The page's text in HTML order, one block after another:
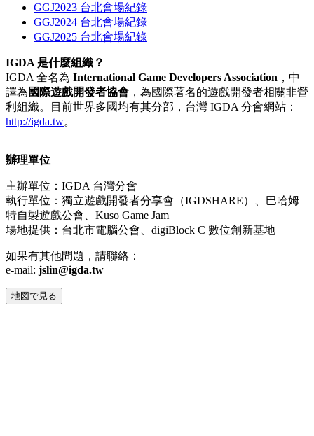
GGJ2023 台北會場紀錄
GGJ2024 台北會場紀錄
GGJ2025 台北會場紀錄
IGDA 是什麼組織？
IGDA 全名為 International Game Developers Association ，中
譯為 國際遊戲開發者協會 ，為國際著名的遊戲開發者相關非營
利組織。目前世界多國均有其分部，台灣 IGDA 分會網站：
http://igda.tw。
辦理單位
主辦單位：IGDA 台灣分會
執行單位：獨立遊戲開發者分享會（IGDSHARE）、
巴哈姆
特自製遊戲公會、Kuso Game Jam
場地提供：台北市電腦公會
digiBlock C 數位創新基地
如果有其他問題，請聯絡：
e-mail: jslin@igda.tw
地図で見る